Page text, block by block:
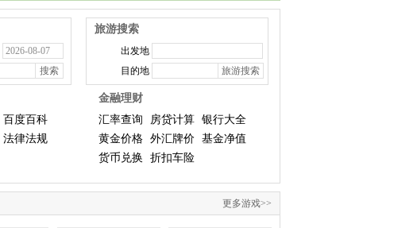
旅游搜索
出发地
目的地
百度百科
法律法规
金融理财
汇率查询
房贷计算 银行大全
黄金价格 外汇牌价 基金净值
货币兑换
折扣车险
更多游戏>>